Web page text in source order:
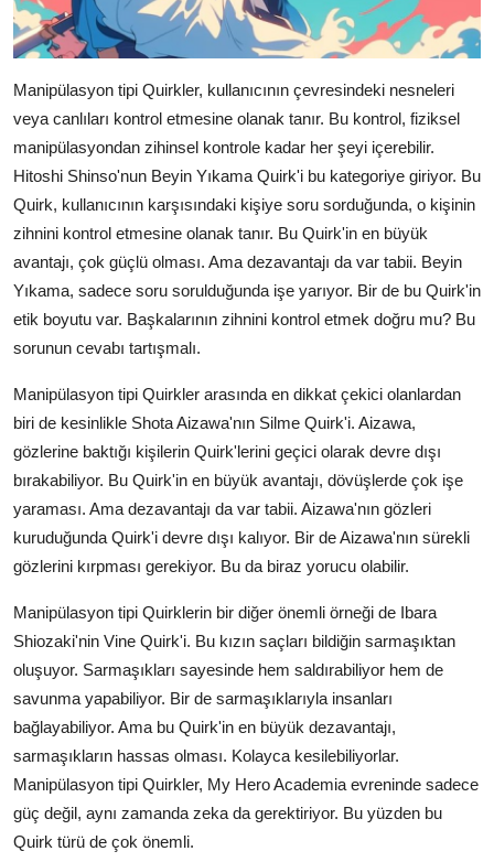
Manipülasyon tipi Quirkler, kullanıcının çevresindeki nesneleri
veya canlıları kontrol etmesine olanak tanır. Bu kontrol, fiziksel
manipülasyondan zihinsel kontrole kadar her şeyi içerebilir.
Hitoshi Shinso'nun Beyin Yıkama Quirk'i bu kategoriye giriyor. Bu
Quirk, kullanıcının karşısındaki kişiye soru sorduğunda, o kişinin
zihnini kontrol etmesine olanak tanır. Bu Quirk'in en büyük
avantajı, çok güçlü olması. Ama dezavantajı da var tabii. Beyin
Yıkama, sadece soru sorulduğunda işe yarıyor. Bir de bu Quirk'in
etik boyutu var. Başkalarının zihnini kontrol etmek doğru mu? Bu
sorunun cevabı tartışmalı.
Manipülasyon tipi Quirkler arasında en dikkat çekici olanlardan
biri de kesinlikle Shota Aizawa'nın Silme Quirk'i. Aizawa,
gözlerine baktığı kişilerin Quirk'lerini geçici olarak devre dışı
bırakabiliyor. Bu Quirk'in en büyük avantajı, dövüşlerde çok işe
yaraması. Ama dezavantajı da var tabii. Aizawa'nın gözleri
kuruduğunda Quirk'i devre dışı kalıyor. Bir de Aizawa'nın sürekli
gözlerini kırpması gerekiyor. Bu da biraz yorucu olabilir.
Manipülasyon tipi Quirklerin bir diğer önemli örneği de Ibara
Shiozaki'nin Vine Quirk'i. Bu kızın saçları bildiğin sarmaşıktan
oluşuyor. Sarmaşıkları sayesinde hem saldırabiliyor hem de
savunma yapabiliyor. Bir de sarmaşıklarıyla insanları
bağlayabiliyor. Ama bu Quirk'in en büyük dezavantajı,
sarmaşıkların hassas olması. Kolayca kesilebiliyorlar.
Manipülasyon tipi Quirkler, My Hero Academia evreninde sadece
güç değil, aynı zamanda zeka da gerektiriyor. Bu yüzden bu
Quirk türü de çok önemli.